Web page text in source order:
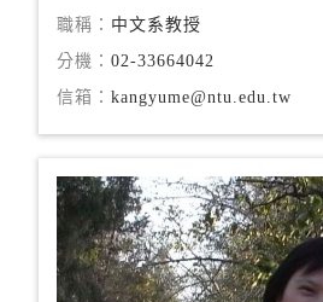
職稱： 中文系教授
分機：02-33664042
信箱：kangyume@ntu.edu.tw